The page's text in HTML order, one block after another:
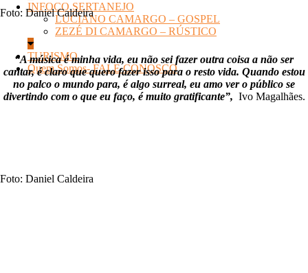
INFOCO SERTANEJO
LUCIANO CAMARGO – GOSPEL
ZEZÉ DI CAMARGO – RÚSTICO
TURISMO
Quem Somos- FALE CONOSCO
Foto: Daniel Caldeira
“A música é minha vida, eu não sei fazer outra coisa a não ser
cantar, é claro que quero fazer isso para o resto vida. Quando estou
no palco o mundo para, é algo surreal, eu amo ver o público se
divertindo com o que eu faço, é muito gratificante”, Ivo Magalhães.
Foto: Daniel Caldeira